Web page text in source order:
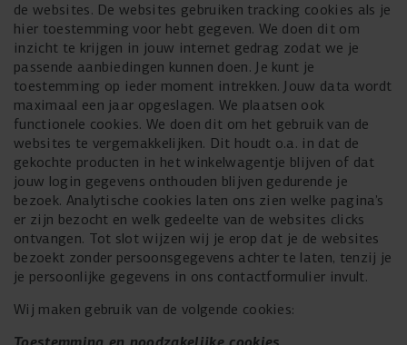
de websites. De websites gebruiken tracking cookies als je
hier toestemming voor hebt gegeven. We doen dit om
inzicht te krijgen in jouw internet gedrag zodat we je
passende aanbiedingen kunnen doen. Je kunt je
toestemming op ieder moment intrekken. Jouw data wordt
maximaal een jaar opgeslagen. We plaatsen ook
functionele cookies. We doen dit om het gebruik van de
websites te vergemakkelijken. Dit houdt o.a. in dat de
gekochte producten in het winkelwagentje blijven of dat
jouw login gegevens onthouden blijven gedurende je
bezoek. Analytische cookies laten ons zien welke pagina’s
er zijn bezocht en welk gedeelte van de websites clicks
ontvangen. Tot slot wijzen wij je erop dat je de websites
bezoekt zonder persoonsgegevens achter te laten, tenzij je
je persoonlijke gegevens in ons contactformulier invult.
Wij maken gebruik van de volgende cookies:
Toestemming en noodzakelijke cookies